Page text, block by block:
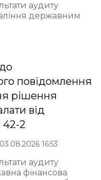
аудиту
державним
повідомлення
рішення
від
2
03.08.2026 16:53
аудиту
фінансова